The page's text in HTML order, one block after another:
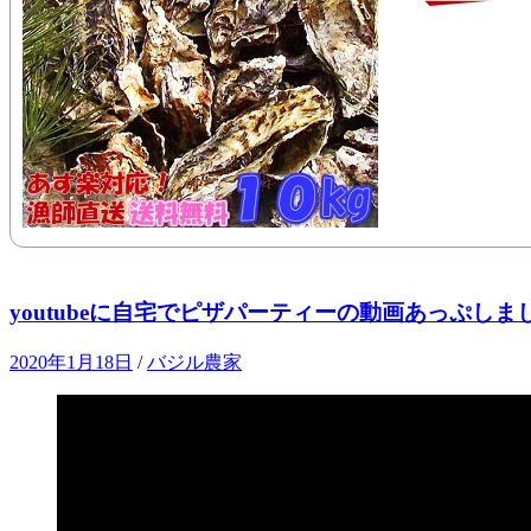
youtubeに自宅でピザパーティーの動画あっぷしま
2020年1月18日 /バジル農家